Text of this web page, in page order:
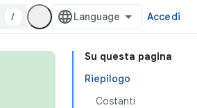
/ Accedi
Su questa pagina
Riepilogo
Costanti